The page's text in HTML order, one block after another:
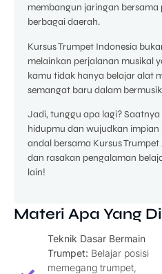
membangun jaringan
berbagai daerah.
Kursus Trumpet Indonesia
melainkan perjalanan musikal
kamu tidak hanya belajar alat
semangat baru dalam
Jadi, tunggu apa lagi?
hidupmu dan wujudkan
andal bersama Kursus
dan rasakan pengalaman
lain!
Materi Apa Yang
Teknik Dasar Bermain
Trumpet: Belajar posisi
memegang trumpet,